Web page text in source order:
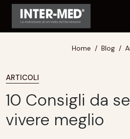
Home Blog
ARTICOLI
10 Consigli da
vivere meglio